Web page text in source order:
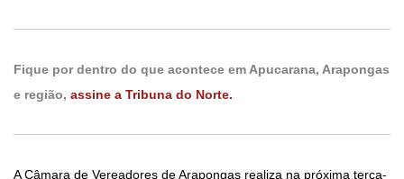
Fique por dentro do que acontece em Apucarana, Arapongas
e região, assine a Tribuna do Norte.
A Câmara de Vereadores de Arapongas realiza na próxima terça-